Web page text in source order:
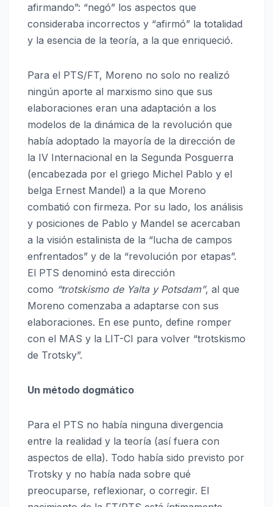
afirmando”: “negó” los aspectos que
consideraba incorrectos y “afirmó” la totalidad
y la esencia de la teoría, a la que enriqueció.
Para el PTS/FT, Moreno no solo no realizó
ningún aporte al marxismo sino que sus
elaboraciones eran una adaptación a los
modelos de la dinámica de la revolución que
había adoptado la mayoría de la dirección de
la IV Internacional en la Segunda Posguerra
(encabezada por el griego Michel Pablo y el
belga Ernest Mandel) a la que Moreno
combatió con firmeza. Por su lado, los análisis
y posiciones de Pablo y Mandel se acercaban
a la visión estalinista de la “lucha de campos
enfrentados” y de la “revolución por etapas”.
El PTS denominó esta dirección
como “trotskismo de Yalta y Potsdam”, al que
Moreno comenzaba a adaptarse con sus
elaboraciones. En ese punto, define romper
con el MAS y la LIT-CI para volver “trotskismo
de Trotsky”.
Un método dogmático
Para el PTS no había ninguna divergencia
entre la realidad y la teoría (así fuera con
aspectos de ella). Todo había sido previsto por
Trotsky y no había nada sobre qué
preocuparse, reflexionar, o corregir. El